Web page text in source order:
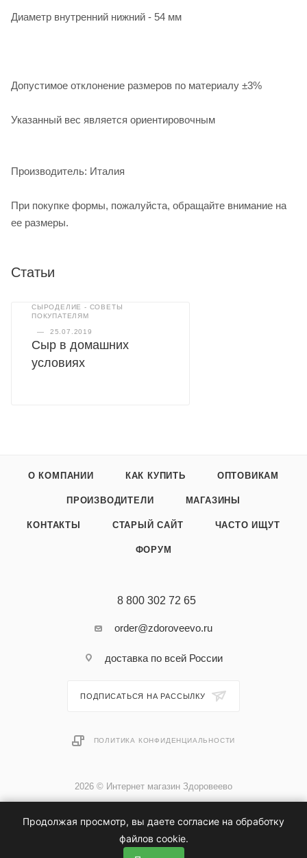
Диаметр внутренний нижний - 54 мм
Допустимое отклонение размеров по материалу ±3%
Указанный вес является ориентировочным
Производитель: Италия
При покупке формы, пожалуйста, обращайте внимание на
ее размеры.
Статьи
СЫРОДЕЛИЕ - СОВЕТЫ
ПОКУПАТЕЛЯМ
— 25.07.2019
Сыр в домашних
условиях
О КОМПАНИИ КАК КУПИТЬ ОПТОВИКАМ
ПРОИЗВОДИТЕЛИ МАГАЗИНЫ
КОНТАКТЫ СТАРЫЙ САЙТ ЧАСТО ИЩУТ
ФОРУМ
8 800 302 72 65
order@zdoroveevo.ru
доставка по всей России
ПОДПИСАТЬСЯ НА РАССЫЛКУ
ПОЛИТИКА КОНФИДЕНЦИАЛЬНОСТИ
2026 © Интернет магазин Здоровеево
Продолжая просмотр, вы даете согласие на обработку
файлов cookie.